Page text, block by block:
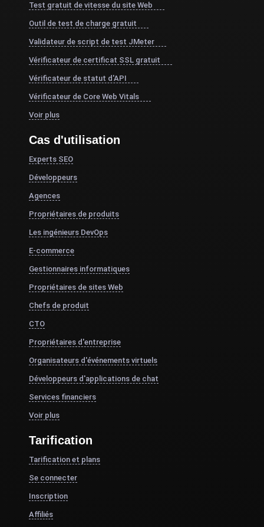
Test gratuit de vitesse du site Web
Outil de test de charge gratuit
Validateur de script de test JMeter
Vérificateur de certificat SSL gratuit
Vérificateur de statut d'API
Vérificateur de Core Web Vitals
Voir plus
Cas d'utilisation
Experts SEO
Développeurs
Agences
Propriétaires de produits
Les ingénieurs DevOps
E-commerce
Gestionnaires informatiques
Propriétaires de sites Web
Chefs de produit
CTO
Propriétaires d'entreprise
Organisateurs d'événements virtuels
Développeurs d'applications de chat
Services financiers
Voir plus
Tarification
Tarification et plans
Se connecter
Inscription
Affiliés